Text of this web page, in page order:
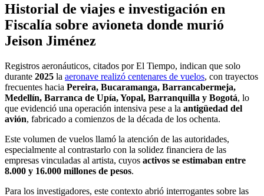
Historial de viajes e investigación en
Fiscalía sobre avioneta donde murió
Jeison Jiménez
Registros aeronáuticos, citados por El Tiempo, indican que solo
durante 2025 la aeronave realizó centenares de vuelos, con trayectos
frecuentes hacia Pereira, Bucaramanga, Barrancabermeja,
Medellín, Barranca de Upía, Yopal, Barranquilla y Bogotá, lo
que evidenció una operación intensiva pese a la antigüedad del
avión, fabricado a comienzos de la década de los ochenta.
Este volumen de vuelos llamó la atención de las autoridades,
especialmente al contrastarlo con la solidez financiera de las
empresas vinculadas al artista, cuyos activos se estimaban entre
8.000 y 16.000 millones de pesos.
Para los investigadores, este contexto abrió interrogantes sobre las